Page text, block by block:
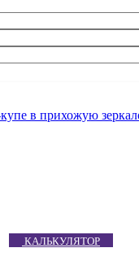
КАЛЬКУЛЯТОР